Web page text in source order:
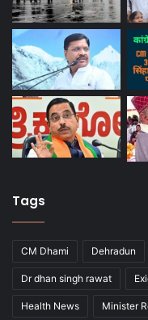
Tags
CM Dhami Dehradun
Dr dhan singh rawat
Health News Minister